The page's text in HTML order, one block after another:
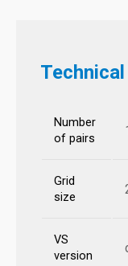
Number
of pairs
Grid
size
VS
version